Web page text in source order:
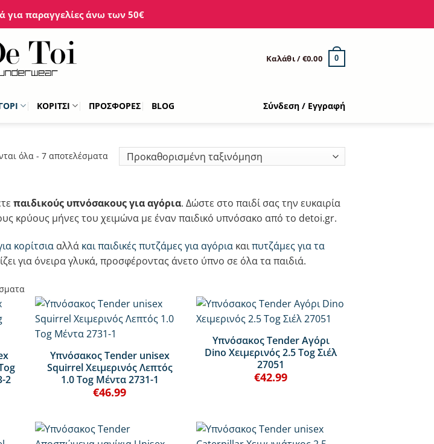
για παραγγελίες άνω των 50€
Καλάθι /€0.00 0
ΚΟΡΙΤΣΙ ΠΡΟΣΦΟΡΕΣ BLOG Σύνδεση / Εγγραφή
όλα - 7 αποτελέσματα
παιδικούς υπνόσακους για αγόρια. Δώστε στο παιδί σας την ευκαιρία
κρύους μήνες του χειμώνα με έναν παιδικό υπνόσακο από το detoi.gr.
κορίτσια αλλά και παιδικές πυτζάμες για αγόρια καιπυτζάμες για τα
για όνειρα γλυκά, προσφέροντας άνετο ύπνο σε όλα τα παιδιά.
2
Υπνόσακος Tender unisex
Squirrel Χειμερινός Λεπτός
1.0 Tog Μέντα 2731-1
€46.99
Υπνόσακος Tender Αγόρι
Dino Χειμερινός 2.5 Tog Σιέλ
27051
€42.99